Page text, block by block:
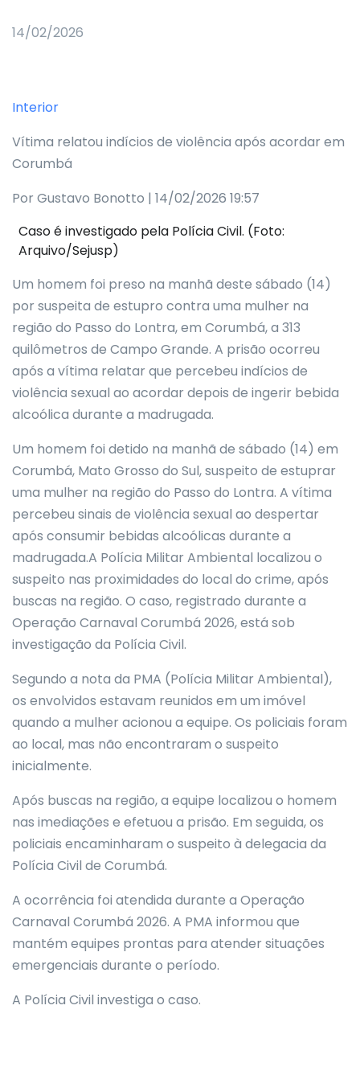
14/02/2026
Interior
Vítima relatou indícios de violência após acordar em
Corumbá
Por Gustavo Bonotto | 14/02/2026 19:57
Caso é investigado pela Polícia Civil. (Foto:
Arquivo/Sejusp)
Um homem foi preso na manhã deste sábado (14)
por suspeita de estupro contra uma mulher na
região do Passo do Lontra, em Corumbá, a 313
quilômetros de Campo Grande. A prisão ocorreu
após a vítima relatar que percebeu indícios de
violência sexual ao acordar depois de ingerir bebida
alcoólica durante a madrugada.
Um homem foi detido na manhã de sábado (14) em
Corumbá, Mato Grosso do Sul, suspeito de estuprar
uma mulher na região do Passo do Lontra. A vítima
percebeu sinais de violência sexual ao despertar
após consumir bebidas alcoólicas durante a
madrugada.A Polícia Militar Ambiental localizou o
suspeito nas proximidades do local do crime, após
buscas na região. O caso, registrado durante a
Operação Carnaval Corumbá 2026, está sob
investigação da Polícia Civil.
Segundo a nota da PMA (Polícia Militar Ambiental),
os envolvidos estavam reunidos em um imóvel
quando a mulher acionou a equipe. Os policiais foram
ao local, mas não encontraram o suspeito
inicialmente.
Após buscas na região, a equipe localizou o homem
nas imediações e efetuou a prisão. Em seguida, os
policiais encaminharam o suspeito à delegacia da
Polícia Civil de Corumbá.
A ocorrência foi atendida durante a Operação
Carnaval Corumbá 2026. A PMA informou que
mantém equipes prontas para atender situações
emergenciais durante o período.
A Polícia Civil investiga o caso.